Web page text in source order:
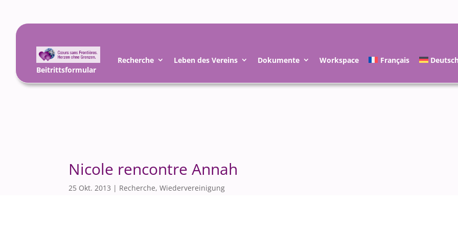
Recherche Leben des Vereins Dokumente Workspace Français Deutsch
Beitrittsformular
Nicole rencontre Annah
25 Okt. 2013 | Recherche,Wiedervereinigung